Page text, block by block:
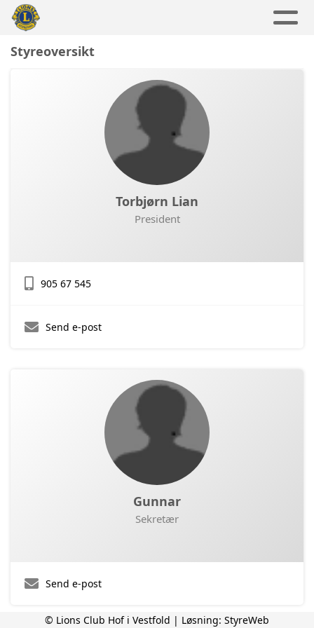
Styreoversikt
Torbjørn Lian
President
905 67 545
Send e-post
Gunnar
Sekretær
Send e-post
© Lions Club Hof i Vestfold | Løsning: StyreWeb